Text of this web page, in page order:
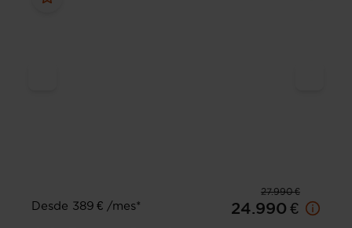
27.990 €
Desde 389 € /mes*
24.990 €